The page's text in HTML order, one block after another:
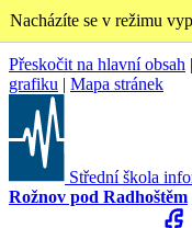
Nacházíte se v režimu
Přeskočit na hlavní obsah |
grafiku | Mapa stránek
Střední škola
Rožnov pod Radhoštěm